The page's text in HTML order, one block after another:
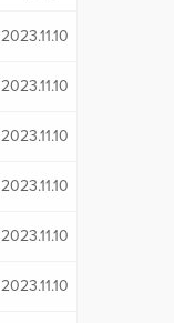
2023.11.10
2023.11.10
2023.11.10
2023.11.10
2023.11.10
2023.11.10